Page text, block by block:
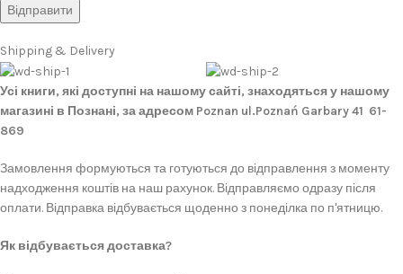
Shipping & Delivery
Усі книги, які доступні на нашому сайті, знаходяться у нашому
магазині в Познані, за адресом Poznan ul.Poznań Garbary 41 61-
869
Замовлення формуються та готуються до відправлення з моменту
надходження коштів на наш рахунок. Відправляємо одразу після
оплати. Відправка відбувається щоденно з понеділка по п'ятницю.
Як відбувається доставка?